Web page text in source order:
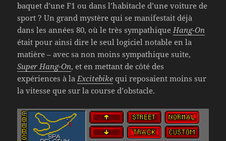
baquet d’une F1 ou dans l’habitacle d’une voiture de
sport ? Un grand mystère qui se manifestait déjà
dans les années 80, où le très sympathiqueHang-On
était pour ainsi dire le seul logiciel notable en la
matière – avec sa non moins sympathique suite,
Super Hang-On, et en mettant de côté des
expériences à laExcitebike qui reposaient moins sur
la vitesse que sur la course d’obstacle.